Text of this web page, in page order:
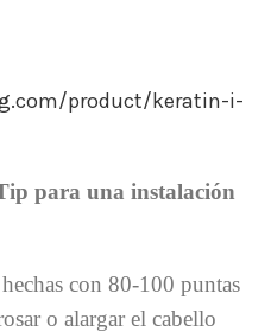
product/keratin-i-
para una instalación
con 80-100 puntas
o alargar el cabello